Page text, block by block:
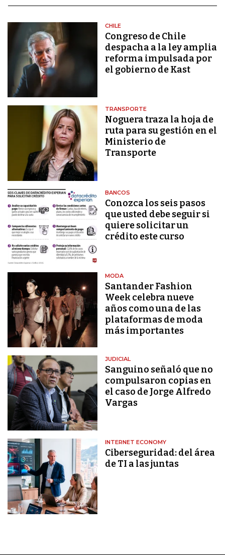
CHILE
Congreso de Chile
despacha a la ley amplia
reforma impulsada por
el gobierno de Kast
TRANSPORTE
Noguera traza la hoja de
ruta para su gestión en el
Ministerio de
Transporte
BANCOS
Conozca los seis pasos
que usted debe seguir si
quiere solicitar un
crédito este curso
MODA
Santander Fashion
Week celebra nueve
años como una de las
plataformas de moda
más importantes
JUDICIAL
Sanguino señaló que no
compulsaron copias en
el caso de Jorge Alfredo
Vargas
INTERNET ECONOMY
Ciberseguridad: del área
de TI a las juntas